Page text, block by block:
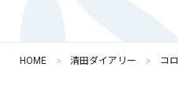
HOME 清田ダイアリー コ